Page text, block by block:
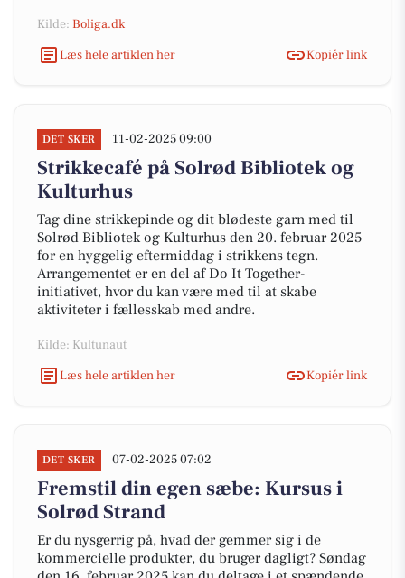
Kilde: Boliga.dk
Læs hele artiklen her
Kopiér link
DET SKER 11-02-2025 09:00
Strikkecafé på Solrød Bibliotek og
Kulturhus
Tag dine strikkepinde og dit blødeste garn med til
Solrød Bibliotek og Kulturhus den 20. februar 2025
for en hyggelig eftermiddag i strikkens tegn.
Arrangementet er en del af Do It Together-
initiativet, hvor du kan være med til at skabe
aktiviteter i fællesskab med andre.
Kilde: Kultunaut
Læs hele artiklen her
Kopiér link
DET SKER 07-02-2025 07:02
Fremstil din egen sæbe: Kursus i
Solrød Strand
Er du nysgerrig på, hvad der gemmer sig i de
kommercielle produkter, du bruger dagligt? Søndag